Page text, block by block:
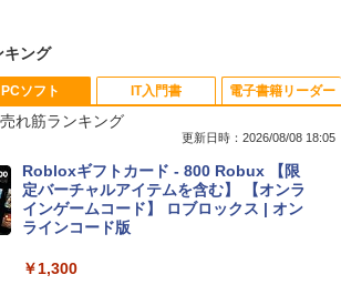
ング
Apple 2026 MacBook Neo A18 Proチッ
プ搭載13インチノートブック：AIとAppl
e Intelligenceのために設計、Liquid Ret
inaディスプレイ、8GBユニファイドメモ
eTime HDカメラ、Touch ID - シルバー
PCソフト
れ筋ランキング
更新日時：2026/08/08 18:05
Robloxギフトカード - 800 Robux 【限
定バーチャルアイテムを含む】 【オンラ
インゲームコード】 ロブロックス | オン
ラインコード版
￥1,300
IT入門書 電子書籍リーダー